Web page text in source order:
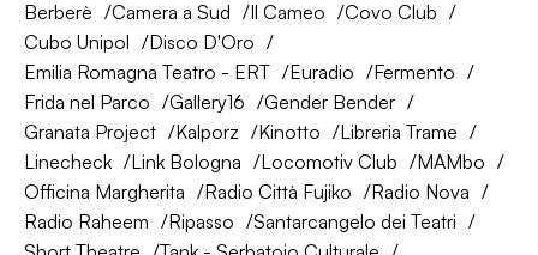
Berberè
Camera a Sud Il Cameo
Covo Club
Cubo Unipol
Disco D'Oro
Emilia Romagna Teatro - ERT
Euradio
Fermento
Frida nel Parco
Gallery16
Gender Bender
Granata Project
Kalporz Kinotto
Libreria Trame
Linecheck
Link Bologna Locomotiv Club
MAMbo
Officina Margherita
Radio Città Fujiko
Radio Nova
Radio Raheem
Ripasso
Santarcangelo dei Teatri